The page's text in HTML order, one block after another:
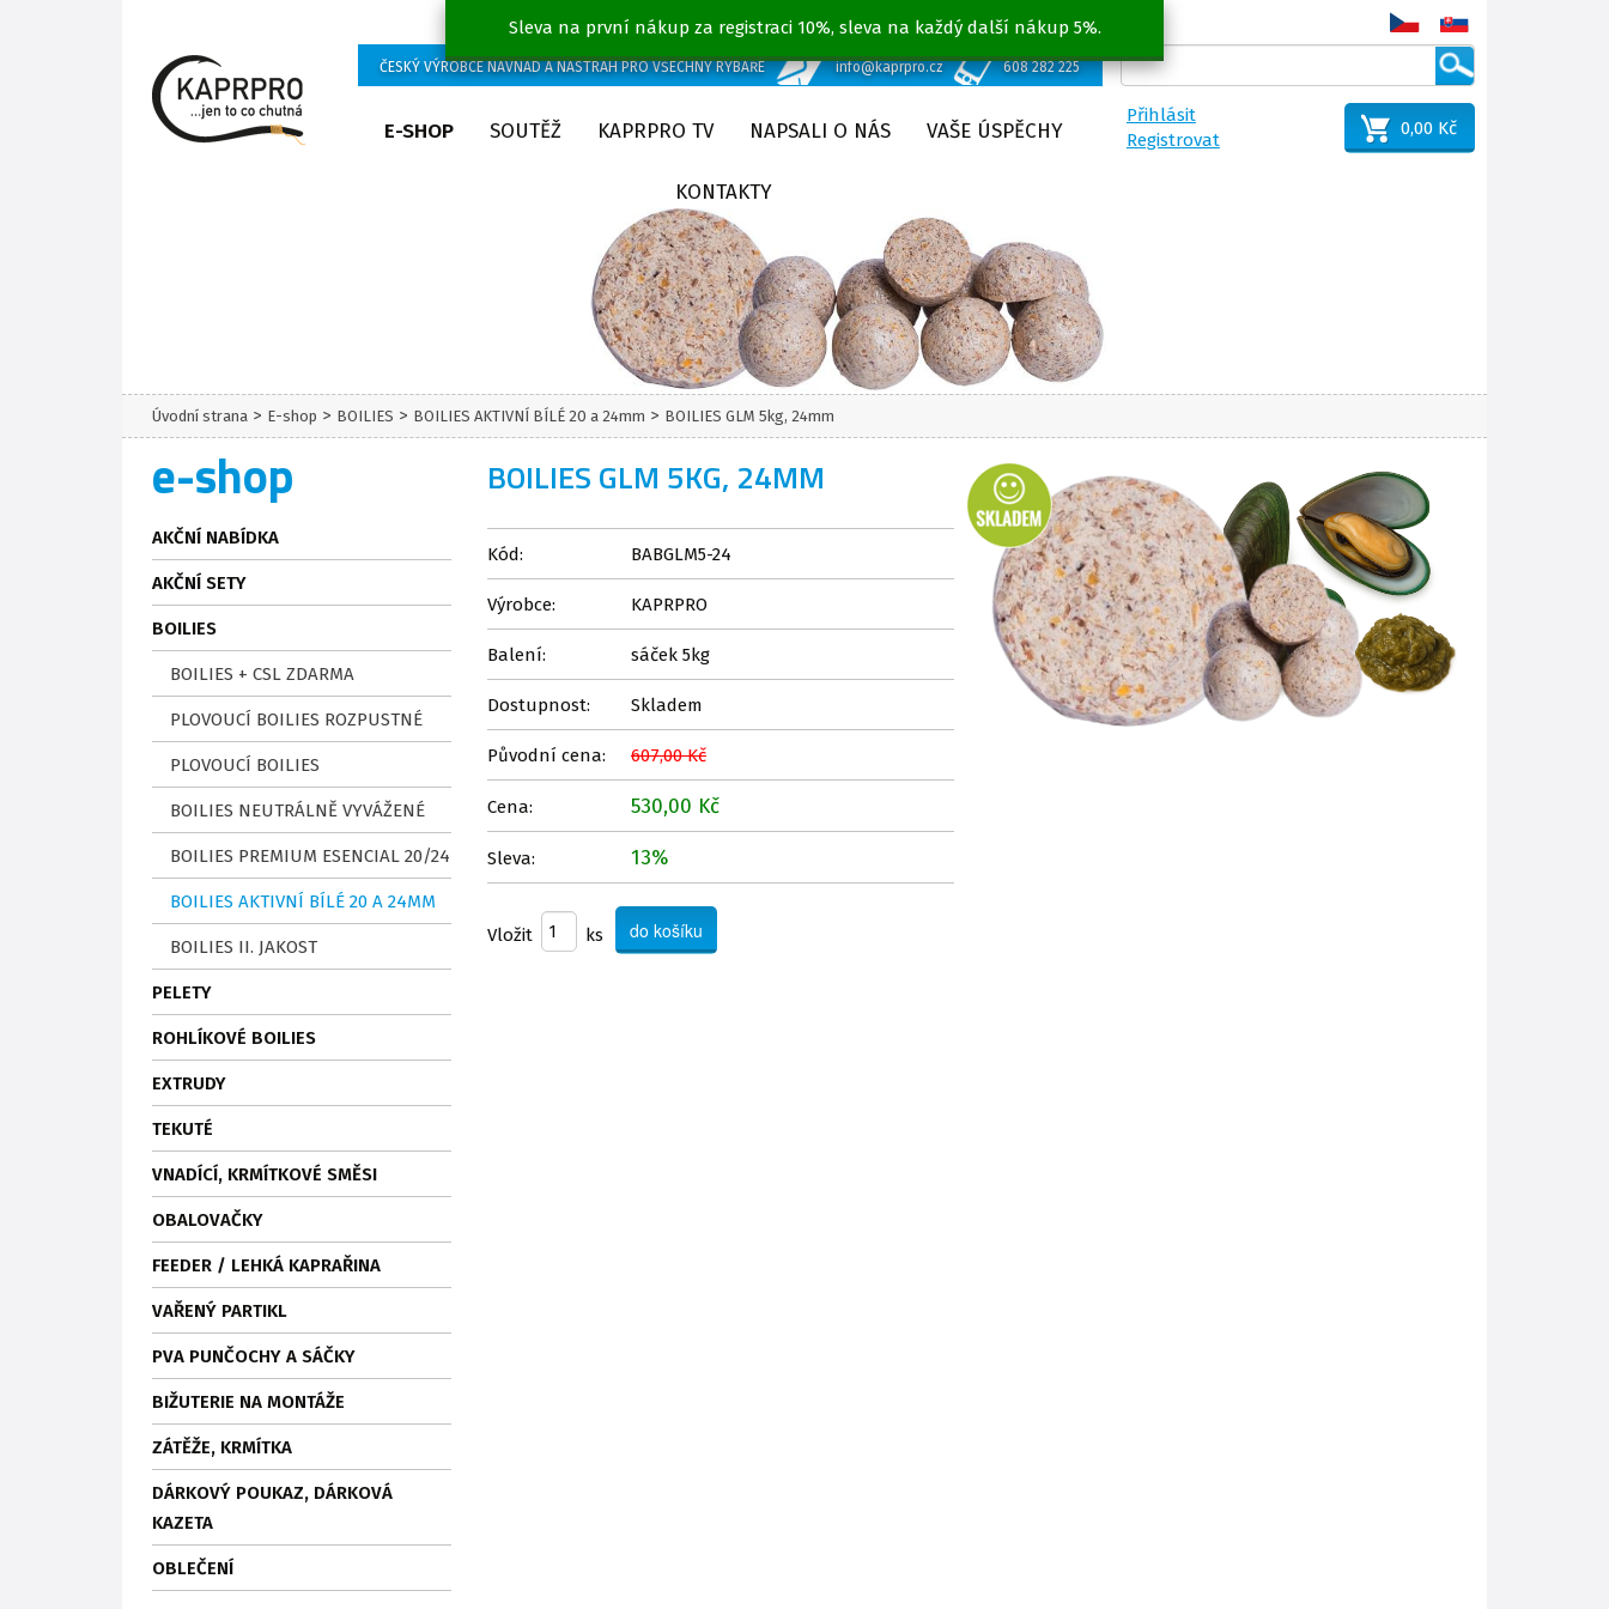
Sleva na první nákup za registraci 10%, sleva na každý další nákup 5%.
ČESKÝ VÝROBCE NÁVNAD A NÁSTRAH PRO VŠECHNY RYBÁŘE info@kaprpro.cz 608 282 225
E-SHOP SOUTĚŽ KAPRPRO TV NAPSALI O NÁS VAŠE ÚSPĚCHY
KONTAKTY
Přihlásit
Registrovat
0,00 Kč
Úvodní strana > E-shop > BOILIES > BOILIES AKTIVNÍ BÍLÉ 20 a 24mm > BOILIES GLM 5kg, 24mm
e-shop
AKČNÍ NABÍDKA
AKČNÍ SETY
BOILIES
BOILIES + CSL ZDARMA
PLOVOUCÍ BOILIES ROZPUSTNÉ
PLOVOUCÍ BOILIES
BOILIES NEUTRÁLNĚ VYVÁŽENÉ
BOILIES PREMIUM ESENCIAL 20/24
BOILIES AKTIVNÍ BÍLÉ 20 A 24MM
BOILIES II. JAKOST
PELETY
ROHLÍKOVÉ BOILIES
EXTRUDY
TEKUTÉ
VNADÍCÍ, KRMÍTKOVÉ SMĚSI
OBALOVAČKY
FEEDER / LEHKÁ KAPRAŘINA
VAŘENÝ PARTIKL
PVA PUNČOCHY A SÁČKY
BIŽUTERIE NA MONTÁŽE
ZÁTĚŽE, KRMÍTKA
DÁRKOVÝ POUKAZ, DÁRKOVÁ
KAZETA
OBLEČENÍ
BOILIES GLM 5KG, 24MM
Kód: BABGLM5-24
Výrobce: KAPRPRO
Balení: sáček 5kg
Dostupnost: Skladem
Původní cena: 607,00 Kč
Cena: 530,00 Kč
Sleva: 13%
Vložit ks